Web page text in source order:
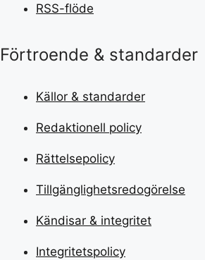
RSS-flöde
Förtroende & standarder
Källor & standarder
Redaktionell policy
Rättelsepolicy
Tillgänglighetsredogörelse
Kändisar & integritet
Integritetspolicy